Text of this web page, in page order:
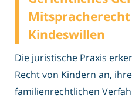
Kindeswillen
Die juristische Praxis
Recht von Kindern an,
familienrechtlichen